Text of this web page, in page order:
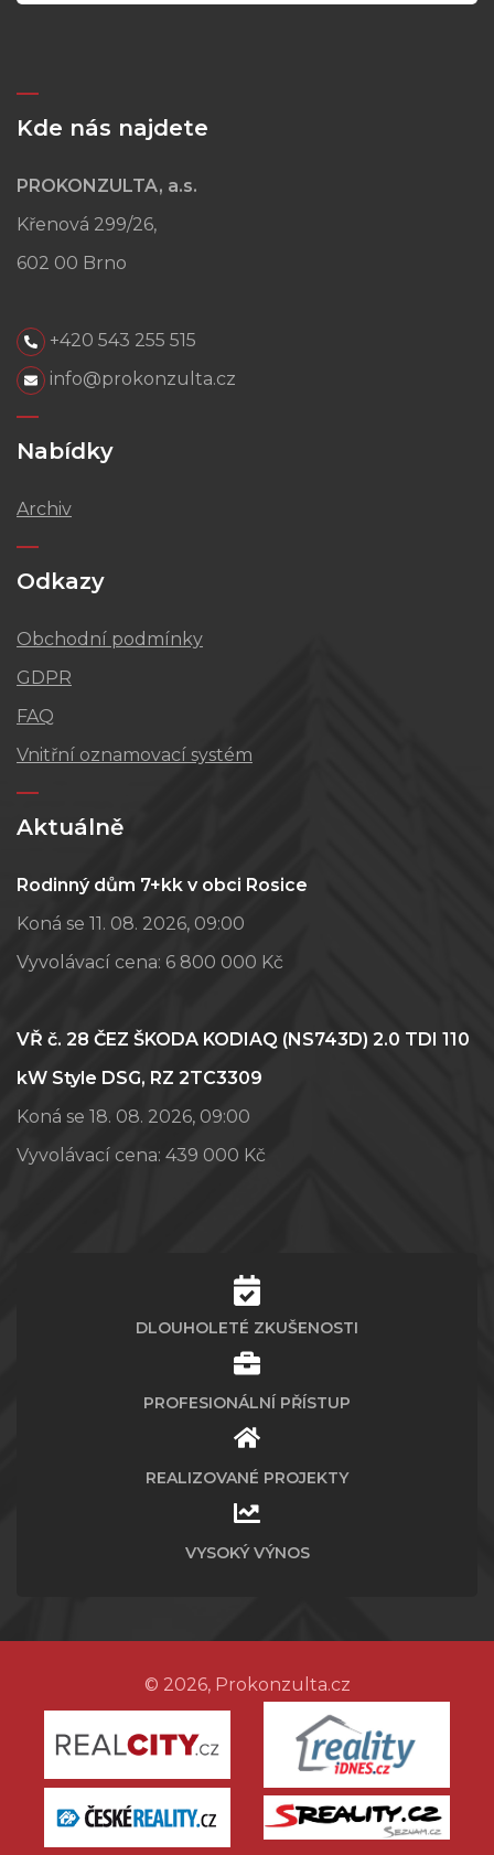
Kde nás najdete
PROKONZULTA, a.s.
Křenová 299/26,
602 00 Brno
+420 543 255 515
info@prokonzulta.cz
Nabídky
Archiv
Odkazy
Obchodní podmínky
GDPR
FAQ
Vnitřní oznamovací systém
Aktuálně
Rodinný dům 7+kk v obci Rosice
Koná se 11. 08. 2026, 09:00
Vyvolávací cena: 6 800 000 Kč
VŘ č. 28 ČEZ ŠKODA KODIAQ (NS743D) 2.0 TDI 110
kW Style DSG, RZ 2TC3309
Koná se 18. 08. 2026, 09:00
Vyvolávací cena: 439 000 Kč
DLOUHOLETÉ ZKUŠENOSTI
PROFESIONÁLNÍ PŘÍSTUP
REALIZOVANÉ PROJEKTY
VYSOKÝ VÝNOS
© 2026, Prokonzulta.cz